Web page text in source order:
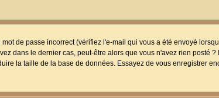
de passe incorrect (vérifiez l'e-mail qui vous a été envoyé
dans le dernier cas, peut-être alors que vous n'avez rien posté ?
la taille de la base de données. Essayez de vous enregistrer